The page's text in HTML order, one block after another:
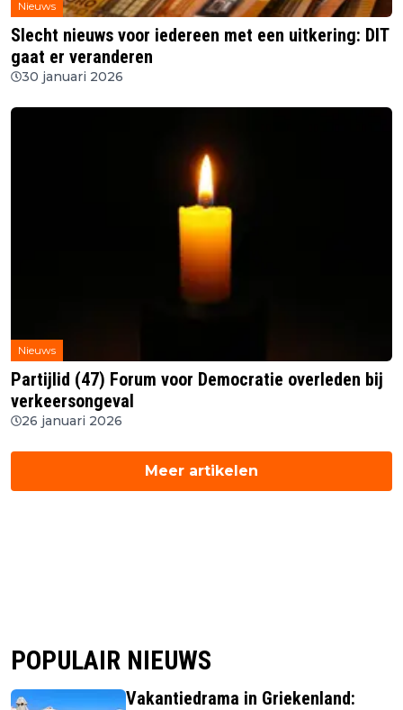
Nieuws
Slecht nieuws voor iedereen met een uitkering: DIT
gaat er veranderen
30 januari 2026
Nieuws
Partijlid (47) Forum voor Democratie overleden bij
verkeersongeval
26 januari 2026
Meer artikelen
POPULAIR NIEUWS
Vakantiedrama in Griekenland: